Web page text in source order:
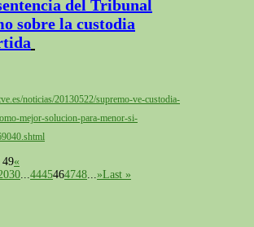
del Tribunal
sobre la custodia
noticias/20130522/supremo-ve-custodia-
mejor-solucion-para-menor-si-
49«
30 4445464748 »Last »